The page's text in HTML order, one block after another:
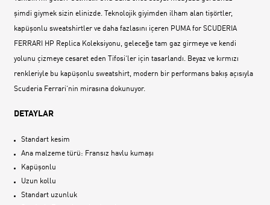
şimdi giymek sizin elinizde. Teknolojik giyimden ilham alan tişörtler,
kapüşonlu sweatshirtler ve daha fazlasını içeren PUMA for SCUDERIA
FERRARI HP Replica Koleksiyonu, geleceğe tam gaz girmeye ve kendi
yolunu çizmeye cesaret eden Tifosi‘ler için tasarlandı. Beyaz ve kırmızı
renkleriyle bu kapüşonlu sweatshirt, modern bir performans bakış açısıyla
Scuderia Ferrari‘nin mirasına dokunuyor.
DETAYLAR
Standart kesim
Ana malzeme türü: Fransız havlu kumaşı
Kapüşonlu
Uzun kollu
Standart uzunluk